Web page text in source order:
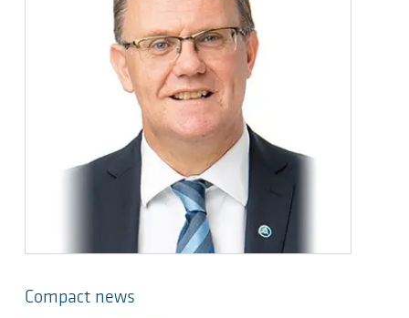
Compact news